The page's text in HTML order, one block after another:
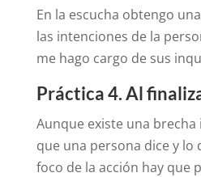
En la escucha obtengo
las intenciones de la
me hago cargo de sus
Práctica 4. Al
Aunque existe una
que una persona dice y lo
foco de la acción hay que